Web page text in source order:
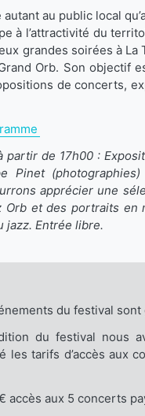
autant au public local
à l’attractivité du
grandes soirées à
Orb. Son objectif
de concerts,
de 17h00 :
Pinet
apprécier une
Orb et des portraits en
jazz. Entrée libre.
du festival
du festival nous
les tarifs d’accès aux
accès aux 5 concerts